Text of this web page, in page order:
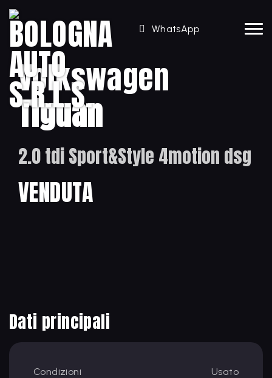
WhatsApp
Volkswagen
Tiguan
2.0 tdi Sport&Style 4motion dsg
VENDUTA
Dati principali
Condizioni Usato